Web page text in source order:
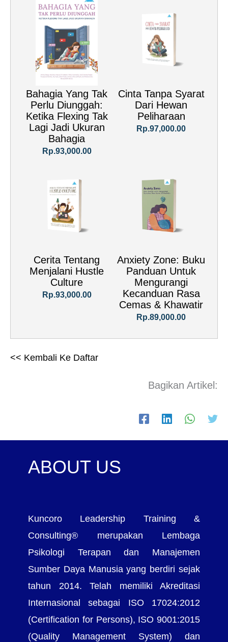
Bahagia Yang Tak
Perlu Diunggah:
Ketika Flexing Tak
Lagi Jadi Ukuran
Bahagia
Rp.93,000.00
Cinta Tanpa Syarat
Dari Hewan
Peliharaan
Rp.97,000.00
Cerita Tentang
Menjalani Hustle
Culture
Rp.93,000.00
Anxiety Zone: Buku
Panduan Untuk
Mengurangi
Kecanduan Rasa
Cemas & Khawatir
Rp.89,000.00
<< Kembali Ke Daftar
Bagikan Artikel:
ABOUT US
Kuncoro Leadership Training &
Consulting® merupakan Lembaga
Psikologi Terapan dan Manajemen
Sumber Daya Manusia yang berdiri sejak
tahun 2014. Telah memiliki Akreditasi
Internasional sebagai ISO 17024:2012
(Certification for Persons), ISO 9001:2015
(Quality Management System) dan